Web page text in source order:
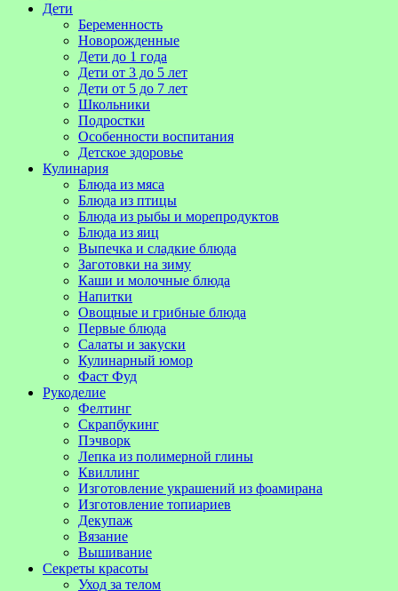
Дети
Беременность
Новорожденные
Дети до 1 года
Дети от 3 до 5 лет
Дети от 5 до 7 лет
Школьники
Подростки
Особенности воспитания
Детское здоровье
Кулинария
Блюда из мяса
Блюда из птицы
Блюда из рыбы и морепродуктов
Блюда из яиц
Выпечка и сладкие блюда
Заготовки на зиму
Каши и молочные блюда
Напитки
Овощные и грибные блюда
Первые блюда
Салаты и закуски
Кулинарный юмор
Фаст Фуд
Рукоделие
Фелтинг
Скрапбукинг
Пэчворк
Лепка из полимерной глины
Квиллинг
Изготовление украшений из фоамирана
Изготовление топиариев
Декупаж
Вязание
Вышивание
Секреты красоты
Уход за телом